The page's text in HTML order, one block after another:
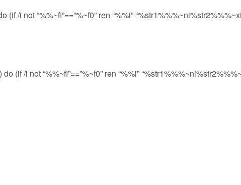
(if /i not “%%~fi”==”%~f0” ren “%%i”
(if /i not “%%~fi”==”%~f0” ren “%%i”